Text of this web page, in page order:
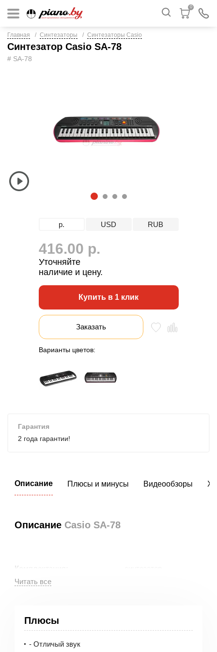
0
Главная Синтезаторы Синтезаторы Casio
Синтезатор Casio SA-78
# SA-78
1 2 3 4
р. USD RUB
416.00 р.
Уточняйте
наличие и цену.
Купить в 1 клик
Заказать
Варианты цветов:
Гарантия
2 года гарантии!
Описание Плюсы и минусы Видеообзоры
Описание Casio SA-78
Комплектация:
Гарантия:
Характеристики синтезатора Casio
(Касио) SA-78
Плюсы
- Отличый звук